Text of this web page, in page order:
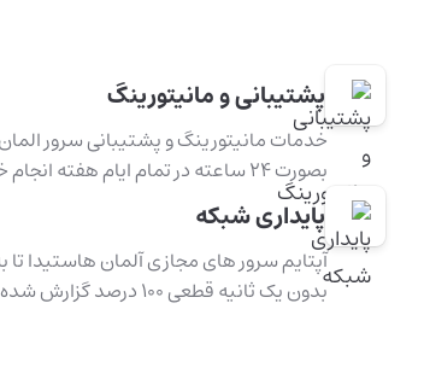
پشتیبانی و مانیتورینگ
خدمات مانیتورینگ و پشتیبانی سرور
بصورت ۲۴ ساعته در تمام ایام هفته انجام خواهد شد
پایداری شبکه
آپتایم سرور های مجازی آلمان هاستیدا تا
بدون یک ثانیه قطعی ۱۰۰ درصد گزارش شده است